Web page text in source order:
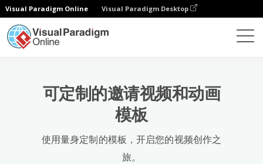
Visual Paradigm Online Visual Paradigm Desktop
可定制的邀请视频和动画
模板
使用量身定制的模板，开启您的视频创作之
旅。